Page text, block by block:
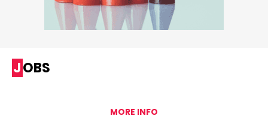
JOBS
MORE INFO